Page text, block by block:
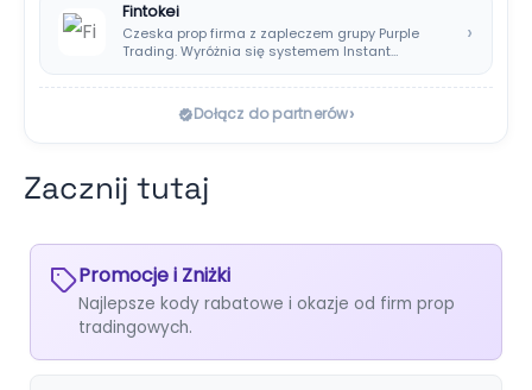
Fintokei
Czeska prop firma z zapleczem grupy Purple
Trading. Wyróżnia się systemem Instant
›
Dołącz do partnerów›
Zacznij tutaj
Promocje i Zniżki
Najlepsze kody rabatowe i okazje od firm prop
tradingowych.